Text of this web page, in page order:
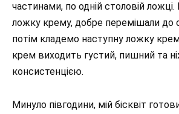
частинами, по одній столовій
ложку крему, добре перемішали до
потім кладемо наступну ложку
крем виходить густий, пишний та
консистенцією.
Минуло півгодини, мій бісквіт